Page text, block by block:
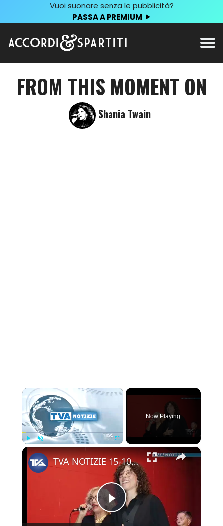
Vuoi suonare senza le pubblicità?
PASSA A PREMIUM
FROM THIS MOMENT ON
Shania Twain
×
Play Unmute
Now Playing
×
Play
TVA NOTIZIE 15-10-25